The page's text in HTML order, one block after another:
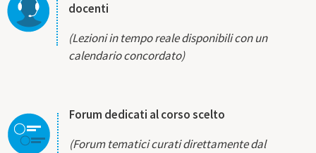
docenti
(Lezioni in tempo reale disponibili con un
calendario concordato)
Forum dedicati al corso scelto
(Forum tematici curati direttamente dal